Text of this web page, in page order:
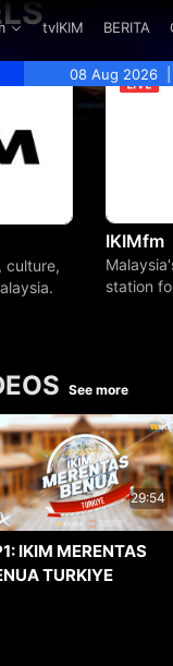
tvIKIM BERITA
08 Aug 2026
culture,
IKIMfm
station
See more
29:54
IKIM MERENTAS
TURKIYE